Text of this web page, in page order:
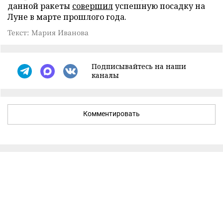
данной ракеты совершилуспешную посадку на
Луне в марте прошлого года.
Текст: Мария Иванова
Подписывайтесь на наши
каналы
Комментировать